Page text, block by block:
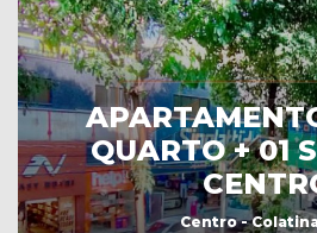
QUARTO + 01
Centro - Colatina